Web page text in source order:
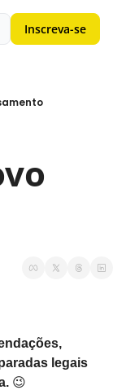
Inscreva-se
legais
😉